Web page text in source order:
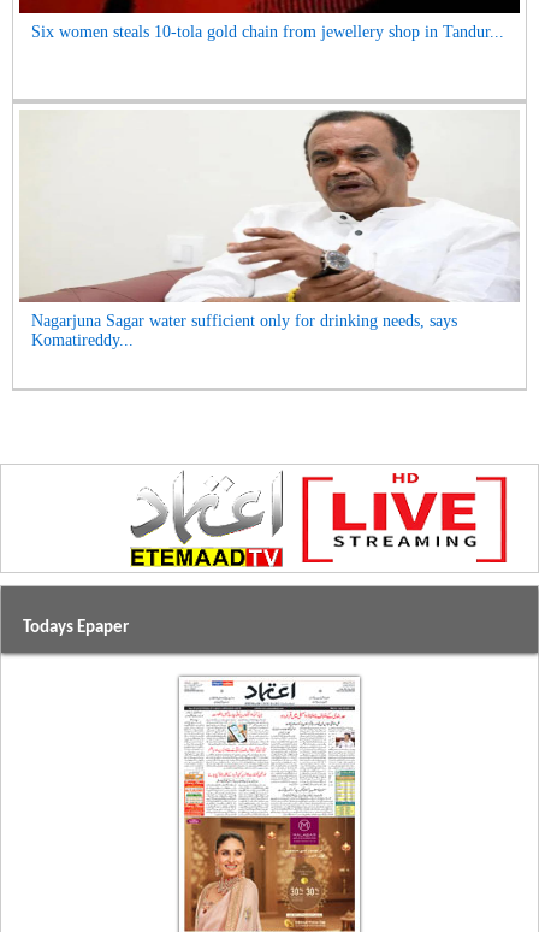
Six women steals 10-tola gold chain from jewellery shop in Tandur...
Nagarjuna Sagar water sufficient only for drinking needs, says
Komatireddy...
Todays Epaper